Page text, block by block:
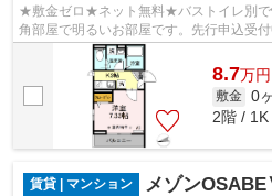
★敷金ゼロ★ネット無料★バストイレ別で
角部屋で明るいお部屋です。先行申込受付
8.7万円
敷金 0
2階 /
賃貸 | マンション メゾン